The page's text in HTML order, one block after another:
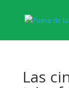
Las